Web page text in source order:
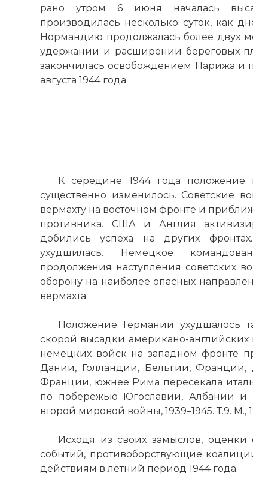
рано утром 6 июня началась
производилась несколько суток, как
Нормандию продолжалась более двух
удержании и расширении береговых
закончилась освобождением Парижа и
августа 1944 года.
К середине 1944 года
существенно изменилось. Советские
вермахту на восточном фронте и
противника. США и Англия
добились успеха на других
ухудшилась. Немецкое
продолжения наступления советских
оборону на наиболее опасных
вермахта.
Положение Германии ухудшалось
скорой высадки американо-
немецких войск на западном фронте
Дании, Голландии, Бельгии,
Франции, южнее Рима пересекала
по побережью Югославии, Албании и
второй мировой войны, 1939–1945. Т.9. М.,
Исходя из своих замыслов, оценки
событий, противоборствующие
действиям в летний период 1944 года.
☓